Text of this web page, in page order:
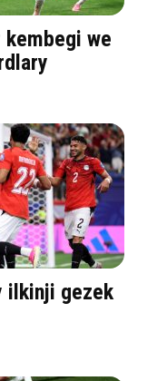
we
ilkinji gezek